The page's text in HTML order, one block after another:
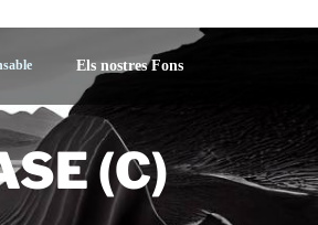
Els nostres Fons
(C)